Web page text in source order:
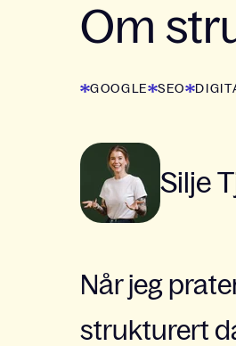
Om
GOOGLE SEO
Silje
Når jeg
strukturert